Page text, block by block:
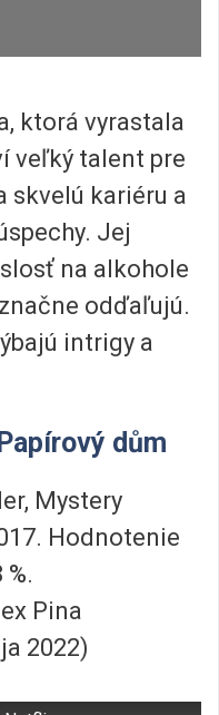
ktorá vyrastala
veľký talent pre
skvelú kariéru a
Jej
na alkohole
odďaľujú.
intrigy a
dům
Mystery
Hodnotenie
%.
Pina
2022)